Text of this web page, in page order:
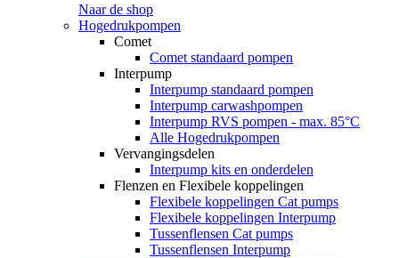
Naar de shop
Hogedrukpompen
Comet
Comet standaard pompen
Interpump
Interpump standaard pompen
Interpump carwashpompen
Interpump RVS pompen - max. 85°C
Alle Hogedrukpompen
Vervangingsdelen
Interpump kits en onderdelen
Flenzen en Flexibele koppelingen
Flexibele koppelingen Cat pumps
Flexibele koppelingen Interpump
Tussenflensen Cat pumps
Tussenflensen Interpump